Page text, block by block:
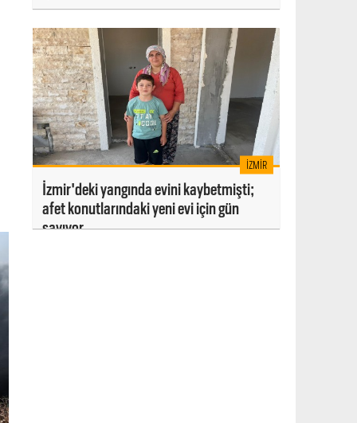
İZMIR
İzmir'deki yangında evini kaybetmişti;
afet konutlarındaki yeni evi için gün
sayıyor